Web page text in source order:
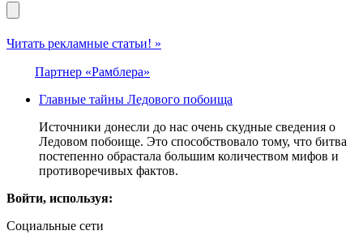
Читать рекламные статьи! »
Партнер «Рамблера»
Главные тайны Ледового побоища
Источники донесли до нас очень скудные сведения о
Ледовом побоище. Это способствовало тому, что битва
постепенно обрастала большим количеством мифов и
противоречивых фактов.
Войти, используя:
Социальные сети